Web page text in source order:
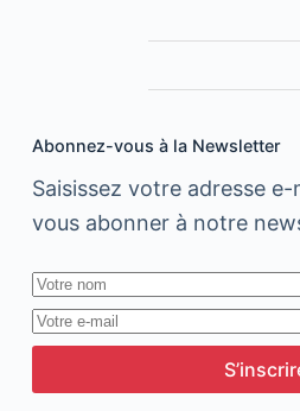
Abonnez-vous à la Newsletter
Saisissez votre adresse
vous abonner à notre